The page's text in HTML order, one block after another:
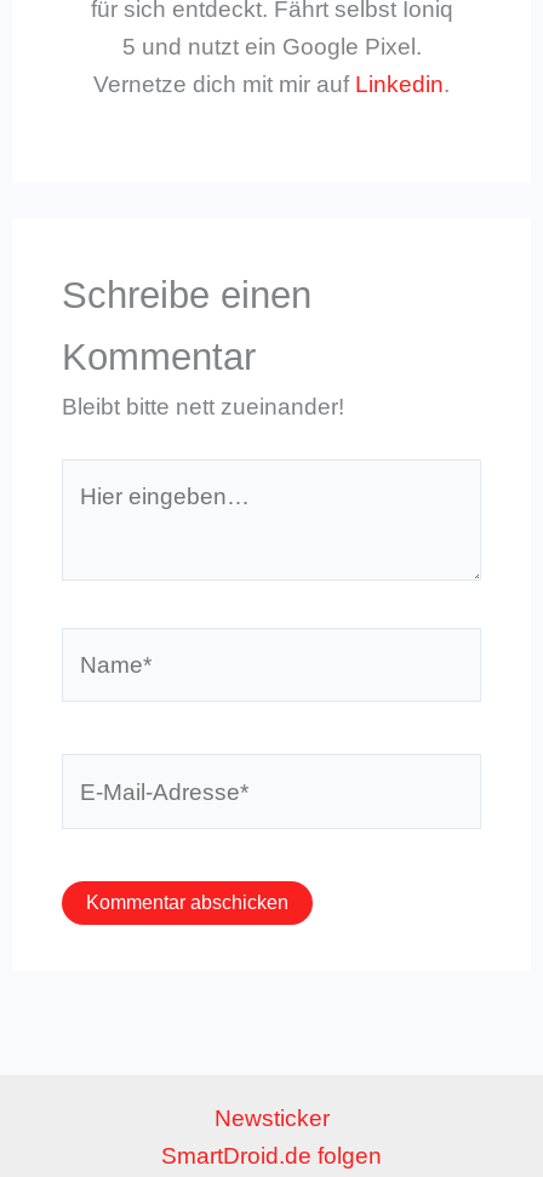
für sich entdeckt. Fährt selbst Ioniq
5 und nutzt ein Google Pixel.
Vernetze dich mit mir auf Linkedin.
Schreibe einen
Kommentar
Bleibt bitte nett zueinander!
eingeben…
Newsticker
SmartDroid.de folgen